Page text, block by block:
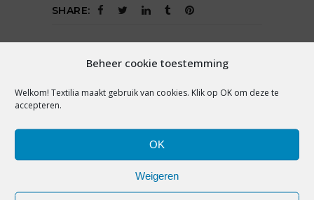
Beheer cookie toestemming
Welkom! Textilia maakt gebruik van cookies. Klik op OK om deze te
accepteren.
OK
Weigeren
SHARE:
YOU MAY ALSO LIKE